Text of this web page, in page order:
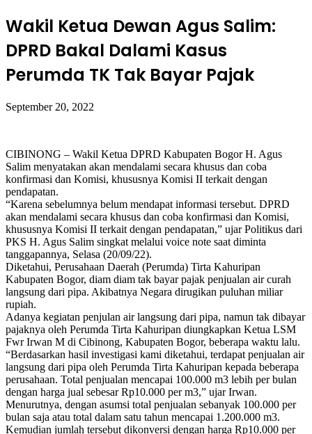
Wakil Ketua Dewan Agus Salim:
DPRD Bakal Dalami Kasus
Perumda TK Tak Bayar Pajak
September 20, 2022
CIBINONG – Wakil Ketua DPRD Kabupaten Bogor H. Agus
Salim menyatakan akan mendalami secara khusus dan coba
konfirmasi dan Komisi, khususnya Komisi II terkait dengan
pendapatan.
“Karena sebelumnya belum mendapat informasi tersebut. DPRD
akan mendalami secara khusus dan coba konfirmasi dan Komisi,
khususnya Komisi II terkait dengan pendapatan,” ujar Politikus dari
PKS H. Agus Salim singkat melalui voice note saat diminta
tanggapannya, Selasa (20/09/22).
Diketahui, Perusahaan Daerah (Perumda) Tirta Kahuripan
Kabupaten Bogor, diam diam tak bayar pajak penjualan air curah
langsung dari pipa. Akibatnya Negara dirugikan puluhan miliar
rupiah.
Adanya kegiatan penjulan air langsung dari pipa, namun tak dibayar
pajaknya oleh Perumda Tirta Kahuripan diungkapkan Ketua LSM
Fwr Irwan M di Cibinong, Kabupaten Bogor, beberapa waktu lalu.
“Berdasarkan hasil investigasi kami diketahui, terdapat penjualan air
langsung dari pipa oleh Perumda Tirta Kahuripan kepada beberapa
perusahaan. Total penjualan mencapai 100.000 m3 lebih per bulan
dengan harga jual sebesar Rp10.000 per m3,” ujar Irwan.
Menurutnya, dengan asumsi total penjualan sebanyak 100.000 per
bulan saja atau total dalam satu tahun mencapai 1.200.000 m3.
Kemudian jumlah tersebut dikonversi dengan harga Rp10.000 per